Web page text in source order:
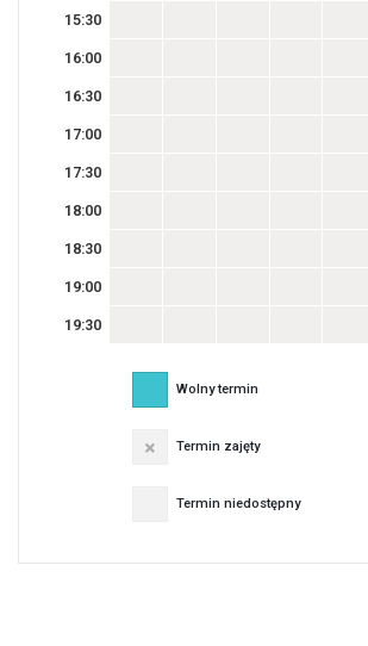
15:30
16:00
16:30
17:00
17:30
18:00
18:30
19:00
19:30
Wolny termin
Termin zajęty
Termin niedostępny